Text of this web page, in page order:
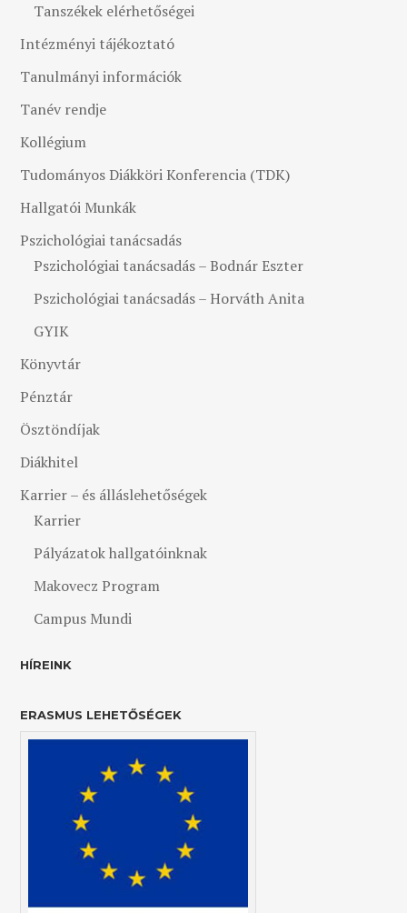
Tanszékek elérhetőségei
Intézményi tájékoztató
Tanulmányi információk
Tanév rendje
Kollégium
Tudományos Diákköri Konferencia (TDK)
Hallgatói Munkák
Pszichológiai tanácsadás
Pszichológiai tanácsadás – Bodnár Eszter
Pszichológiai tanácsadás – Horváth Anita
GYIK
Könyvtár
Pénztár
Ösztöndíjak
Diákhitel
Karrier – és álláslehetőségek
Karrier
Pályázatok hallgatóinknak
Makovecz Program
Campus Mundi
HÍREINK
ERASMUS LEHETŐSÉGEK